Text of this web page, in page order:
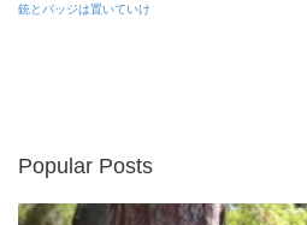
銃とバッジは置いていけ
Popular Posts